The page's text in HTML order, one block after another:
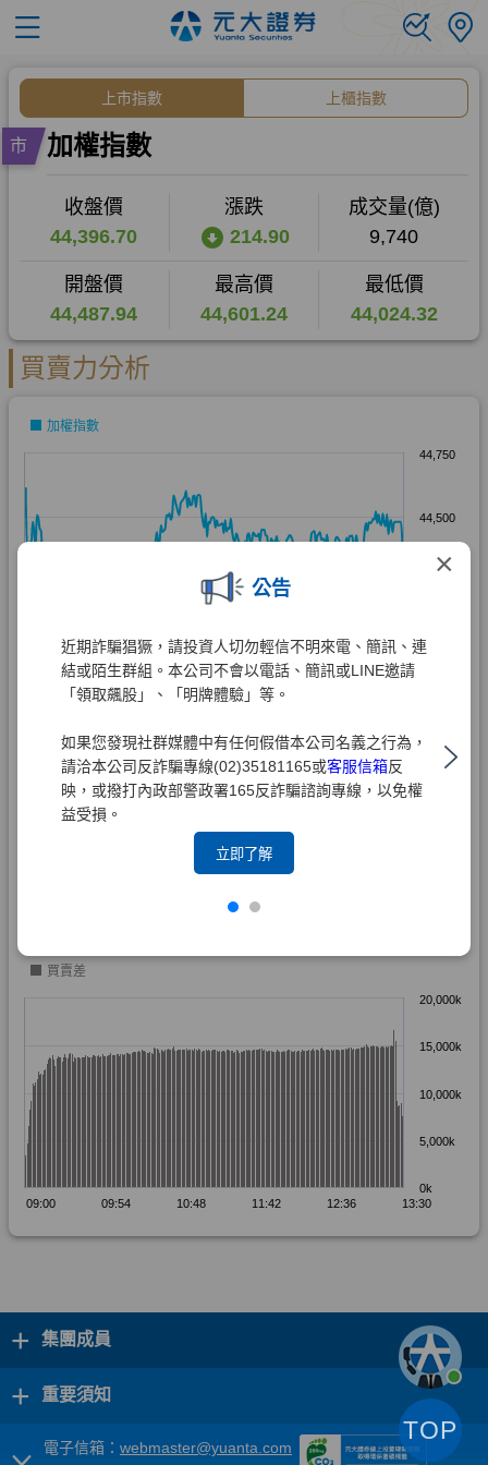
×
公告
近期詐騙猖獗，請投資人切勿輕信不明來電、簡訊、連
結或陌生群組。本公司不會以電話、簡訊或LINE邀請
「領取飆股」、「明牌體驗」等。
如果您發現社群媒體中有任何假借本公司名義之行為，
請洽本公司反詐騙專線(02)35181165或客服信箱反
映，或撥打內政部警政署165反詐騙諮詢專線，以免權
益受損。
立即了解
+ 集團成員
+ 重要須知
電子信箱： webmaster@yuanta.com
TOP